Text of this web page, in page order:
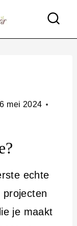
mei 2024
echte
projecten
je maakt